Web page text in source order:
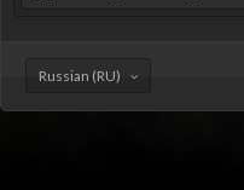
Russian (RU)